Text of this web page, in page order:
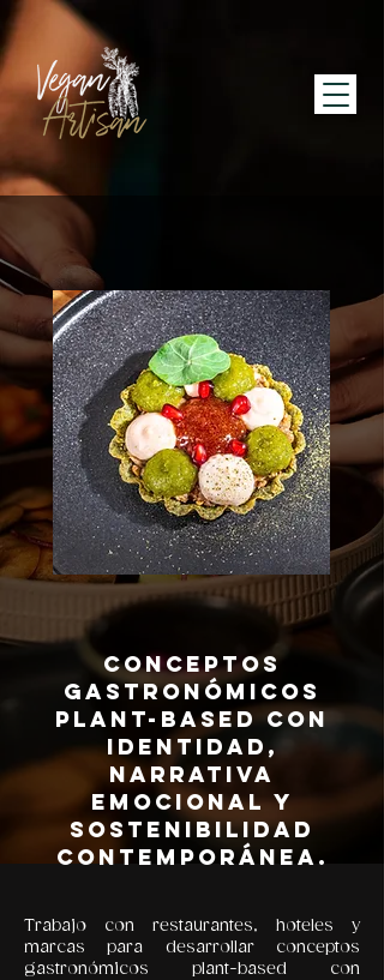
Conceptos
gastronómicos
plant-based con
identidad,
narrativa
emocional y
sostenibilidad
contemporánea.
​Trabajo con restaurantes, hoteles y
marcas para desarrollar conceptos
gastronómicos plant-based con